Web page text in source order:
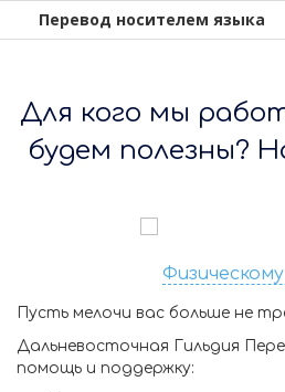
Перевод носителем языка
Для кого мы
будем полезны?
Пусть мелочи вас больше не
Дальневосточная Гильдия
помощь и поддержку: